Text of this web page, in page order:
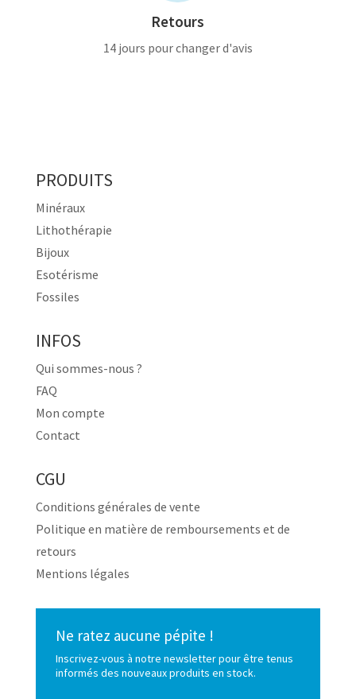
Retours
14 jours pour changer d'avis
PRODUITS
Minéraux
Lithothérapie
Bijoux
Esotérisme
Fossiles
INFOS
Qui sommes-nous ?
FAQ
Mon compte
Contact
CGU
Conditions générales de vente
Politique en matière de remboursements et de
retours
Mentions légales
Ne ratez aucune pépite !
Inscrivez-vous à notre newsletter pour être tenus
informés des nouveaux produits en stock.